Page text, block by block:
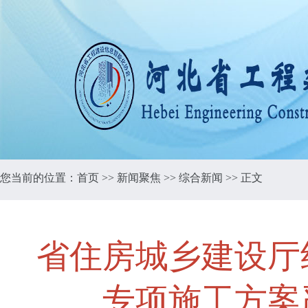
您当前的位置： 首页 >> 新闻聚焦 >> 综合新闻 >> 正文
省住房城乡建设
专项施工方